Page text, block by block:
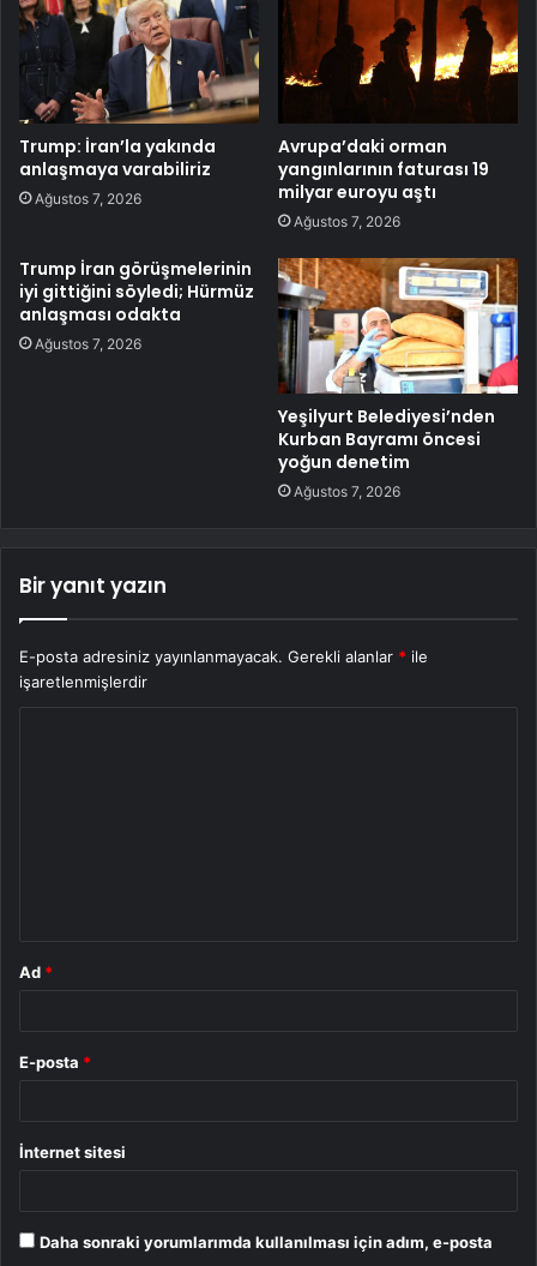
Trump: İran’la yakında
anlaşmaya varabiliriz
Ağustos 7, 2026
Avrupa’daki orman
yangınlarının faturası 19
milyar euroyu aştı
Ağustos 7, 2026
Trump İran görüşmelerinin
iyi gittiğini söyledi; Hürmüz
anlaşması odakta
Ağustos 7, 2026
Yeşilyurt Belediyesi’nden
Kurban Bayramı öncesi
yoğun denetim
Ağustos 7, 2026
Bir yanıt yazın
E-posta adresiniz yayınlanmayacak. Gerekli alanlar * ile
işaretlenmişlerdir
Ad *
E-posta *
İnternet sitesi
Daha sonraki yorumlarımda kullanılması için adım, e-posta